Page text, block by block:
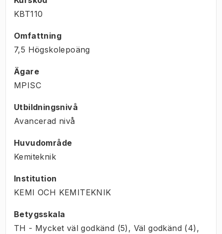
KBT110
Omfattning
7,5 Högskolepoäng
Ägare
MPISC
Utbildningsnivå
Avancerad nivå
Huvudområde
Kemiteknik
Institution
KEMI OCH KEMITEKNIK
Betygsskala
TH - Mycket väl godkänd (5), Väl godkänd (4),